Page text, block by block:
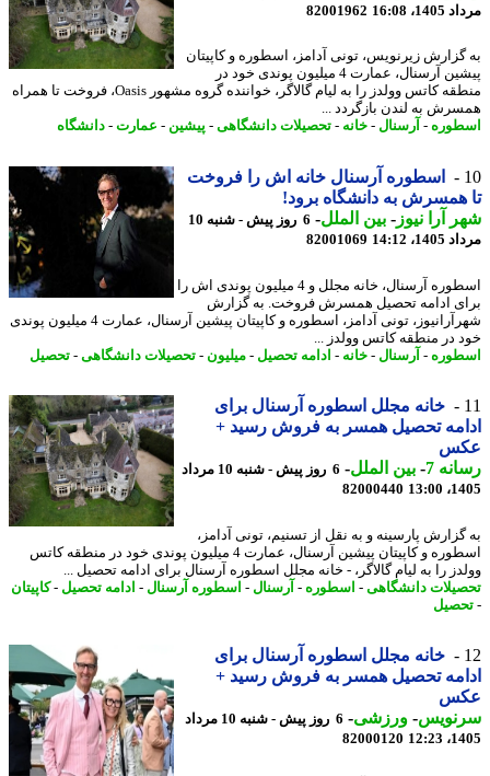
16:08
82001962
زیرنویس، تونی آدامز، اسطوره و کاپیتان
پیشین آرسنال، عمارت 4 میلیون پوندی خود در
منطقه کاتس وولدز را به لیام گالاگر، خواننده گروه مشهور Oasis، فروخت تا همراه
به لندن بازگردد ...
-آرسنال-خانه -تحصیلات دانشگاهی-پیشین-عمارت- دانشگاه
اسطوره آرسنال خانه اش را فروخت
همسرش به دانشگاه برود!
آرا نیوز-بین الملل-
6 روز پیش - شنبه 10
14:12
82001069
اسطوره آرسنال، خانه مجلل و 4 میلیون پوندی اش را
ادامه تحصیل همسرش فروخت. به گزارش
شهرآرانیوز، تونی آدامز، اسطوره و کاپیتان پیشین آرسنال، عمارت 4 میلیون پوندی
در منطقه کاتس وولدز ...
-آرسنال-خانه -ادامه تحصیل-میلیون-تحصیلات دانشگاهی-تحصیل
خانه مجلل اسطوره آرسنال برای
تحصیل همسر به فروش رسید +
7
-بین الملل-
6 روز پیش - شنبه 10 مرداد
82000440
پارسینه و به نقل از تسنیم، تونی آدامز،
اسطوره و کاپیتان پیشین آرسنال، عمارت 4 میلیون پوندی خود در منطقه کاتس
را به لیام گالاگر، - خانه مجلل اسطوره آرسنال برای ادامه تحصیل ...
دانشگاهی-اسطوره-آرسنال-اسطوره آرسنال-ادامه تحصیل-کاپیتان
خانه مجلل اسطوره آرسنال برای
تحصیل همسر به فروش رسید +
-ورزشی-
6 روز پیش - شنبه 10 مرداد
82000120